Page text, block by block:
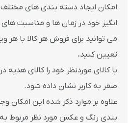
امکان ایجاد دسته بندی های
انگیز خود در زمان ها و مناسبت های
می توانید برای فروش هر کالا با هر
تعیین کنید،
یا کالای موردنظر خود را کالای هدیه
صفر به کاربر نشان داده شود.
علاوه بر موارد ذکر شده این امکان
بندی رنگ و عکس مورد نظر مربوط